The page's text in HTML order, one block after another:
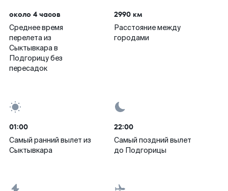
около 4 часов
Среднее время
перелета из
Сыктывкара в
Подгорицу без
пересадок
2990 км
Расстояние между
городами
01:00
Самый ранний вылет из
Сыктывкара
22:00
Самый поздний вылет
до Подгорицы